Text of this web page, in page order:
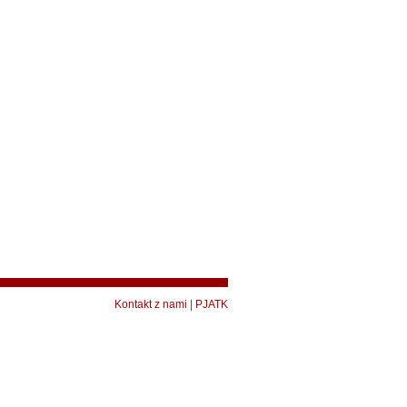
Kontakt z nami PJATK